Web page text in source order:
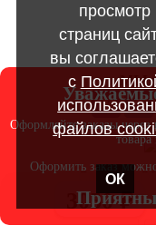
3050 ₽
МЫ в
Copyright
|
Оформляйте заказы через
товара
Оформить заказ
просмотр
страниц
вы
с
файлов
ОК